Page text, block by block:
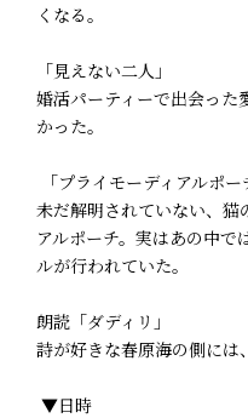
くなる。
「見えない二人」
婚活パーティーで出会った
かった。
「プライモーディアルポー
未だ解明されていない、猫
アルポーチ。実はあの中で
ルが行われていた。
朗読「ダディリ」
詩が好きな春原海の側には
▼日時